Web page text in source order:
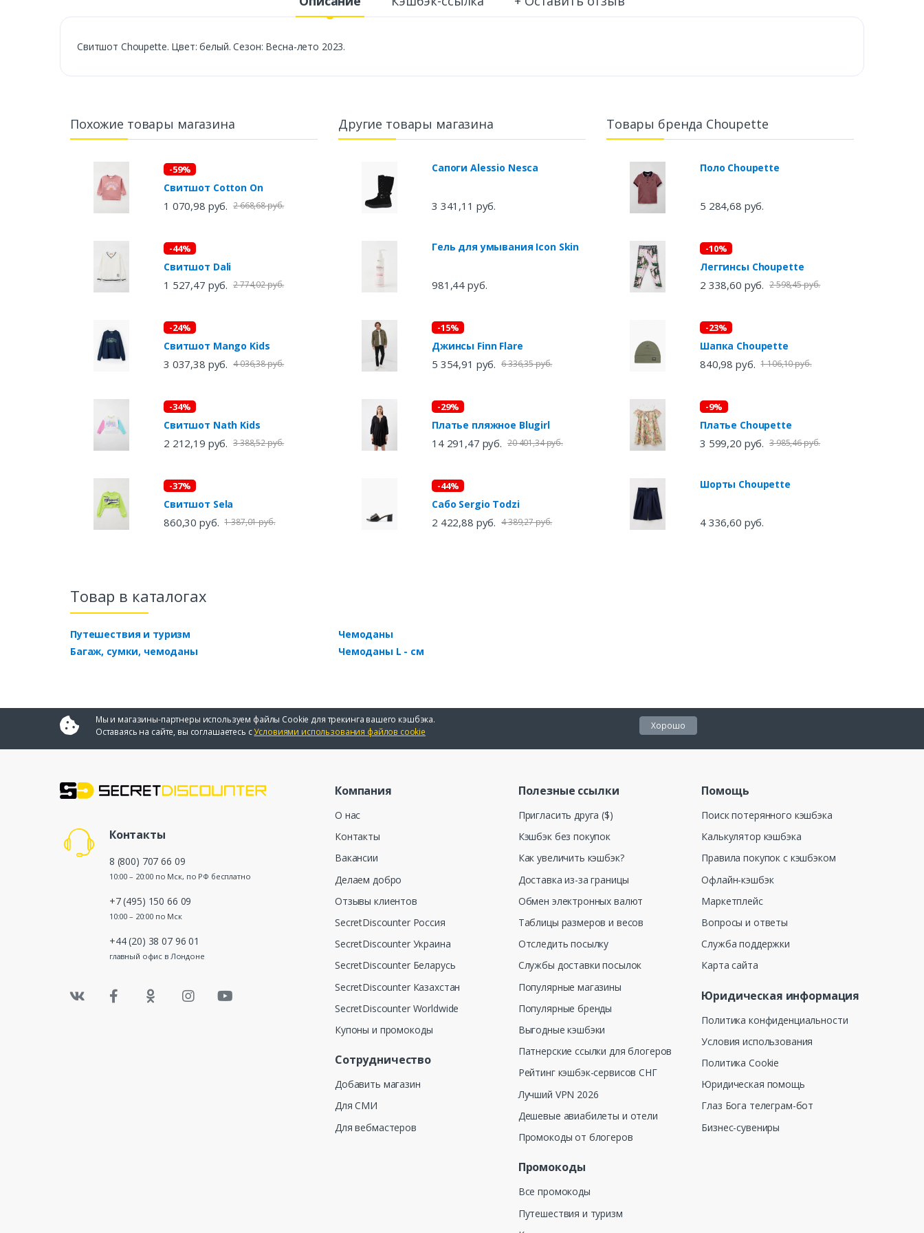
Свитшот Choupette. Цвет: белый. Сезон: Весна-лето 2023.
Похожие товары магазина
-59%
Свитшот Cotton On
1 070,98 руб. 2 668,68 руб.
-44%
Свитшот Dali
1 527,47 руб. 2 774,02 руб.
-24%
Свитшот Mango Kids
3 037,38 руб. 4 036,38 руб.
-34%
Свитшот Nath Kids
2 212,19 руб. 3 388,52 руб.
-37%
Свитшот Sela
860,30 руб. 1 387,01 руб.
Другие товары магазина
Сапоги Alessio Nesca
3 341,11 руб.
Гель для умывания Icon Skin
981,44 руб.
-15%
Джинсы Finn Flare
5 354,91 руб. 6 336,35 руб.
-29%
Платье пляжное Blugirl
14 291,47 руб. 20 401,34 руб.
-44%
Сабо Sergio Todzi
2 422,88 руб. 4 389,27 руб.
Товары бренда Choupette
Поло Choupette
5 284,68 руб.
-10%
Леггинсы Choupette
2 338,60 руб. 2 598,45 руб.
-23%
Шапка Choupette
840,98 руб. 1 106,10 руб.
-9%
Платье Choupette
3 599,20 руб. 3 985,46 руб.
Шорты Choupette
4 336,60 руб.
Товар в каталогах
Путешествия и туризм
Багаж, сумки, чемоданы
Чемоданы
Чемоданы L - см
Мы и магазины-партнеры используем файлы Cookie для трекинга вашего кэшбэка.
Оставаясь на сайте, вы соглашаетесь сУсловиями использования файлов cookie
Хорошо
Контакты
8 (800) 707 66 09
10:00 – 20:00 по Мск, по РФ бесплатно
+7 (495) 150 66 09
10:00 – 20:00 по Мск
+44 (20) 38 07 96 01
главный офис в Лондоне
Компания
О нас
Контакты
Вакансии
Делаем добро
Отзывы клиентов
SecretDiscounter Россия
SecretDiscounter Украина
SecretDiscounter Беларусь
SecretDiscounter Казахстан
SecretDiscounter Worldwide
Купоны и промокоды
Сотрудничество
Добавить магазин
Для СМИ
Для вебмастеров
Полезные ссылки
Пригласить друга ($)
Кэшбэк без покупок
Как увеличить кэшбэк?
Доставка из-за границы
Обмен электронных валют
Таблицы размеров и весов
Отследить посылку
Службы доставки посылок
Популярные магазины
Популярные бренды
Выгодные кэшбэки
Патнерские ссылки для блогеров
Рейтинг кэшбэк-сервисов СНГ
Лучший VPN 2026
Дешевые авиабилеты и отели
Промокоды от блогеров
Промокоды
Все промокоды
Путешествия и туризм
Помощь
Поиск потерянного кэшбэка
Калькулятор кэшбэка
Правила покупок с кэшбэком
Офлайн-кэшбэк
Маркетплейс
Вопросы и ответы
Служба поддержки
Карта сайта
Юридическая информация
Политика конфиденциальности
Условия использования
Политика Cookie
Юридическая помощь
Глаз Бога телеграм-бот
Бизнес-сувениры